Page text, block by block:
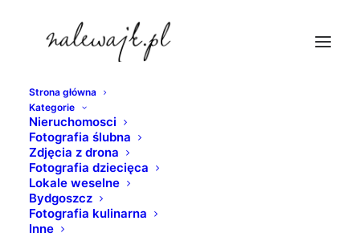
Strona główna
Kategorie
Nieruchomosci
Fotografia ślubna
Zdjęcia z drona
Fotografia dziecięca
Lokale weselne
Bydgoszcz
Fotografia kulinarna
Inne
obraczki-tytanowe
Strona Główna
Obrączki ślubne | Fotografia ślubna | Zdjęcia obrączek
podczas pleneru ślubnego